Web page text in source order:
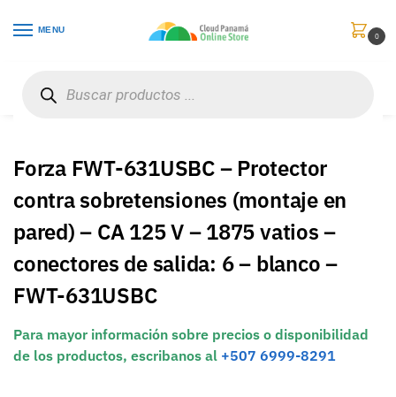
MENU
0
Forza FWT-631USBC – Protector
contra sobretensiones (montaje en
pared) – CA 125 V – 1875 vatios –
conectores de salida: 6 – blanco –
FWT-631USBC
Para mayor información sobre precios o disponibilidad
de los productos, escribanos al +507 6999-8291